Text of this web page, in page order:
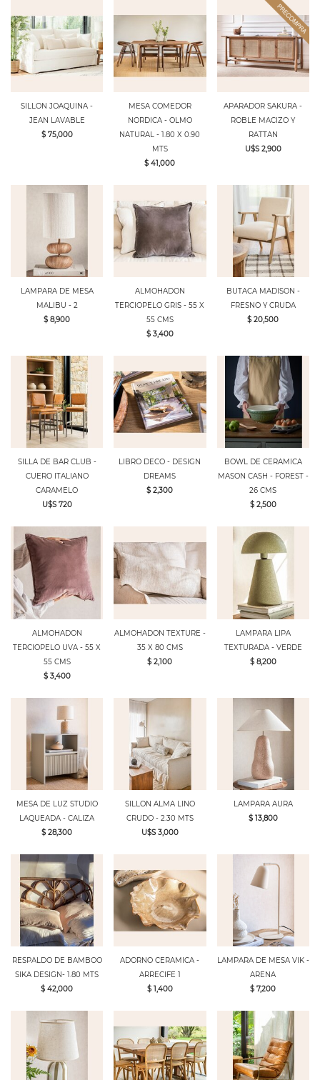
SILLON JOAQUINA -
JEAN LAVABLE
$ 75,000
MESA COMEDOR
NORDICA - OLMO
NATURAL - 1.80 X 0.90
MTS
$ 41,000
APARADOR SAKURA -
ROBLE MACIZO Y
RATTAN
U$S 2,900
LAMPARA DE MESA
MALIBU - 2
$ 8,900
ALMOHADON
TERCIOPELO GRIS - 55 X
55 CMS
$ 3,400
BUTACA MADISON -
FRESNO Y CRUDA
$ 20,500
SILLA DE BAR CLUB -
CUERO ITALIANO
CARAMELO
U$S 720
LIBRO DECO - DESIGN
DREAMS
$ 2,300
BOWL DE CERAMICA
MASON CASH - FOREST -
26 CMS
$ 2,500
ALMOHADON
TERCIOPELO UVA - 55 X
55 CMS
$ 3,400
ALMOHADON TEXTURE -
35 X 80 CMS
$ 2,100
LAMPARA LIPA
TEXTURADA - VERDE
$ 8,200
MESA DE LUZ STUDIO
LAQUEADA - CALIZA
$ 28,300
SILLON ALMA LINO
CRUDO - 2.30 MTS
U$S 3,000
LAMPARA AURA
$ 13,800
RESPALDO DE BAMBOO
SIKA DESIGN- 1.80 MTS
$ 42,000
ADORNO CERAMICA -
ARRECIFE 1
$ 1,400
LAMPARA DE MESA VIK -
ARENA
$ 7,200